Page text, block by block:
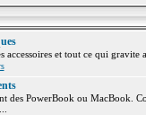
accessoires et tout ce qui
des PowerBook ou MacBook.